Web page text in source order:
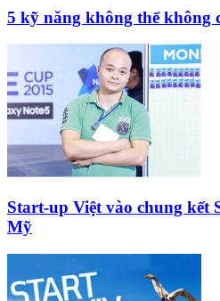
5 kỹ năng không thể không
Start-up Việt vào chung kết
Mỹ